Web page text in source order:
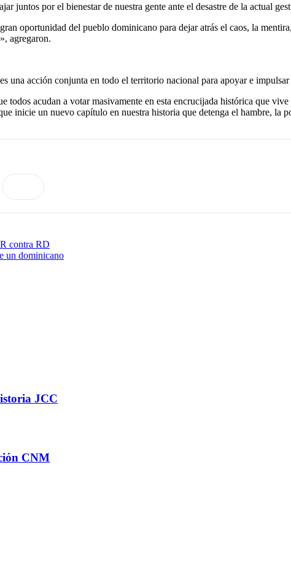
juntos por el bienestar de nuestra gente ante el desastre de la actual
oportunidad del pueblo dominicano para dejar atrás el caos, la
agregaron.
acción conjunta en todo el territorio nacional para apoyar e
todos acudan a votar masivamente en esta encrucijada histórica que
inicie un nuevo capítulo en nuestra historia que detenga el hambre, la
contra RD
un dominicano
JCC
CNM